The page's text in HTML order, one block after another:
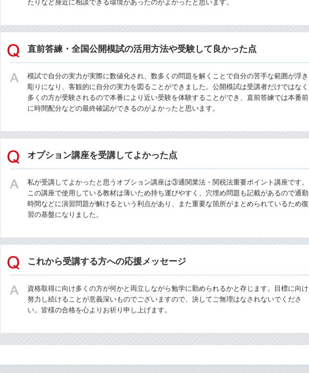
たりなど身近に相談できる環境があったのがよかったと思います。
直前答練・全国公開模試の活用方法や受験して良かった点
模試で自分の実力が実際に数値化され、数多くの問題を解くことで自分の苦手な範囲が浮き
彫りになり、客観的に自分の実力を図ることができました。公開模試は受講者だけではなく
多くの方が受験されるので本番により近い受験を体験することができ、直前答練では本番前
に時間配分などの最終確認ができるのがよかったと思います。
オプション講座を受講してよかった点
私が受講してよかったと思うオプション講座は③通関業法・関税法重要ポイント講座です。
この講座で使用している教材は薄いため持ち運びやすく、穴埋め問題も記載があるので通勤
時間などに演習問題が解けるという利点があり、また重要な箇所がまとめられているため復
習の基盤になりました。
これから受講する方への応援メッセージ
資格取得に向け多くの方が何かと両立しながら勉学に勤められるかと存じます。目標に向け
努力し続けることが意義深いものでございますので、決してご無理はなされないでくださ
い。皆様の合格を心よりお祈り申し上げます。